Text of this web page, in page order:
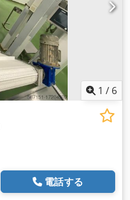
1 / 6
電話する